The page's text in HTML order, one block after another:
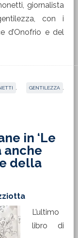
giornalista
con i
d’Onofrio e del
GENTILEZZA
in ‘Le
anche
della
L’ultimo
libro di